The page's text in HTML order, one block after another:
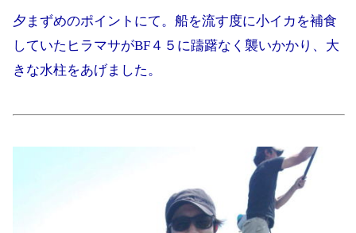
夕まずめのポイントにて。船を流す度に小イカを補食
していたヒラマサがBF４５に躊躇なく襲いかかり、大
きな水柱をあげました。